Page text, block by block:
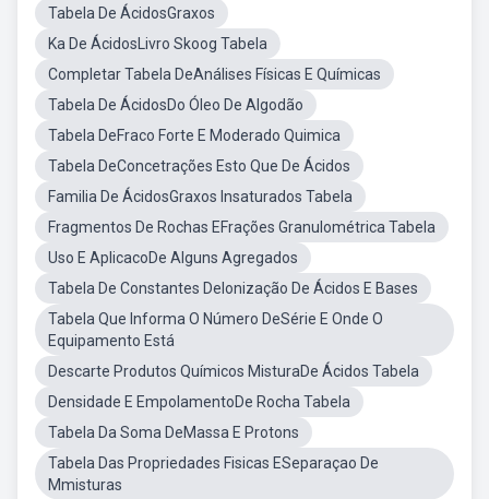
Tabela De ÁcidosGraxos
Ka De ÁcidosLivro Skoog Tabela
Completar Tabela DeAnálises Físicas E Químicas
Tabela De ÁcidosDo Óleo De Algodão
Tabela DeFraco Forte E Moderado Quimica
Tabela DeConcetrações Esto Que De Ácidos
Familia De ÁcidosGraxos Insaturados Tabela
Fragmentos De Rochas EFrações Granulométrica Tabela
Uso E AplicacoDe Alguns Agregados
Tabela De Constantes DeIonização De Ácidos E Bases
Tabela Que Informa O Número DeSérie E Onde O
Equipamento Está
Descarte Produtos Químicos MisturaDe Ácidos Tabela
Densidade E EmpolamentoDe Rocha Tabela
Tabela Da Soma DeMassa E Protons
Tabela Das Propriedades Fisicas ESeparaçao De
Mmisturas